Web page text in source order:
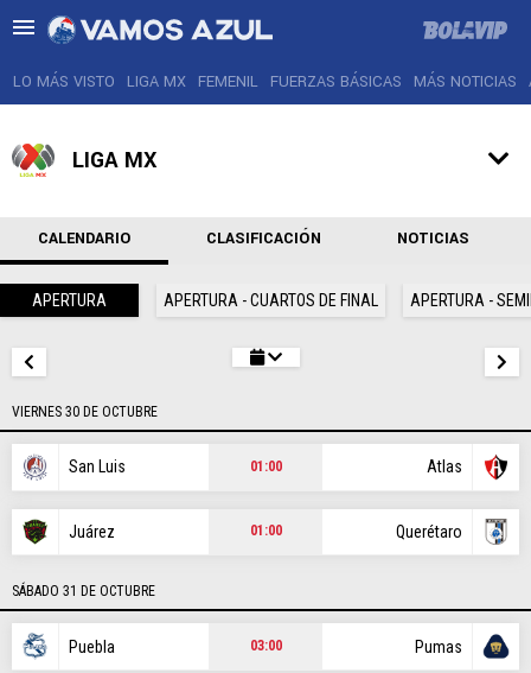
LIGA MX
FEMENIL
FUERZAS BÁSICAS
MÁS NOTICIAS
AGENDA
POSICIONES
LO MÁS VISTO LIGA MX FEMENIL FUERZAS BÁSICAS MÁS NOTICIAS
LIGA MX
CALENDARIO CLASIFICACIÓN NOTICIAS
APERTURA APERTURA - CUARTOS DE FINAL APERTURA -
VIERNES 30 DE OCTUBRE
San Luis 01:00 Atlas
Juárez 01:00 Querétaro
SÁBADO 31 DE OCTUBRE
Puebla 03:00 Pumas